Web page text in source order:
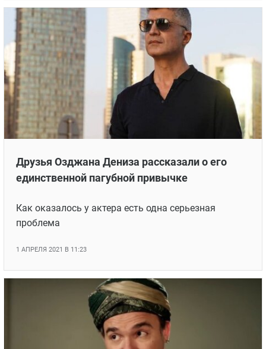
Друзья Озджана Дениза рассказали о его
единственной пагубной привычке
Как оказалось у актера есть одна серьезная
проблема
1 АПРЕЛЯ 2021 В 11:23